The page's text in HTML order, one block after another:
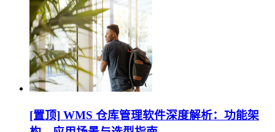
[置顶] WMS 仓库管理软件深度解析：功能架